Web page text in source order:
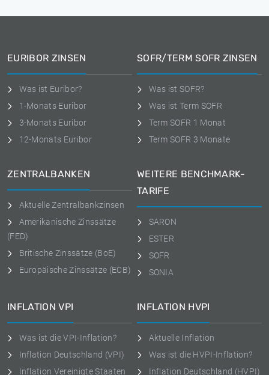
EURIBOR ZINSEN
Was ist Euribor?
1-Monats Euribor
3-Monats Euribor
12-Monats Euribor
SOFR/TERM SOFR ZINSEN
Was ist SOFR?
Was ist Term SOFR
Term SOFR 1 Monat
Term SOFR 3 Monate
ZENTRALBANKEN
Aktuelle Zentralbankzinsen
Amerikanische Zinssätze
(FED)
Britische Zinssätze (BoE)
Europäische Zinssätze (ECB)
WEITERE BENCHMARK-
TARIFE
SARON
ESTER
SOFR
SONIA
INFLATION VPI
Was ist die VPI-Inflation?
Inflation Deutschland (VPI)
Inflation Vereinigte Staaten
INFLATION HVPI
Aktuelle Inflation
Was ist die HVPI-Inflation?
Inflation Deutschland (HVPI)